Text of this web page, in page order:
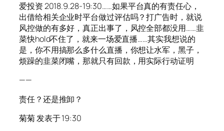
爱投资 2018.9.28-19:30……如果平台真的有责任心，
出借给相关企业时平台做过评估吗？打广告时，就说
风控做的有多好，真正出事了，风控全部都没用……韭
菜快hold不住了，就来一场爱直播……其实我想说的
是，你不用搞那么多什么直播，你想让水军，黑子，
烦躁的韭菜闭嘴，那就只有回款，用实际行动证明
——
责任？还是推卸？
菊菊 发表于 19:30